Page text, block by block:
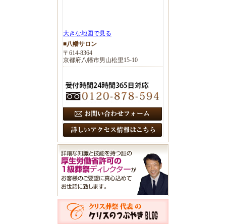
大きな地図で見る
■八幡サロン
〒614-8364
京都府八幡市男山松里15-10